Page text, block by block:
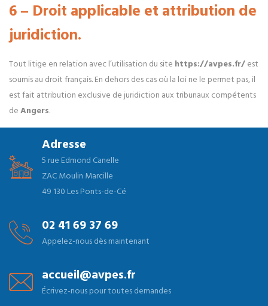
6 – Droit applicable et attribution de
juridiction.
Tout litige en relation avec l’utilisation du site https://avpes.fr/ est
soumis au droit français. En dehors des cas où la loi ne le permet pas, il
est fait attribution exclusive de juridiction aux tribunaux compétents
de Angers.
Adresse
5 rue Edmond Canelle
ZAC Moulin Marcille
49 130 Les Ponts-de-Cé
02 41 69 37 69
Appelez-nous dès maintenant
accueil@avpes.fr
Écrivez-nous pour toutes demandes